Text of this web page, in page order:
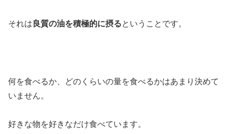
それは 良質の油を積極的に摂るということです。
何を食べるか、どのくらいの量を食べるかはあまり決めて
いません。
好きな物を好きなだけ食べています。